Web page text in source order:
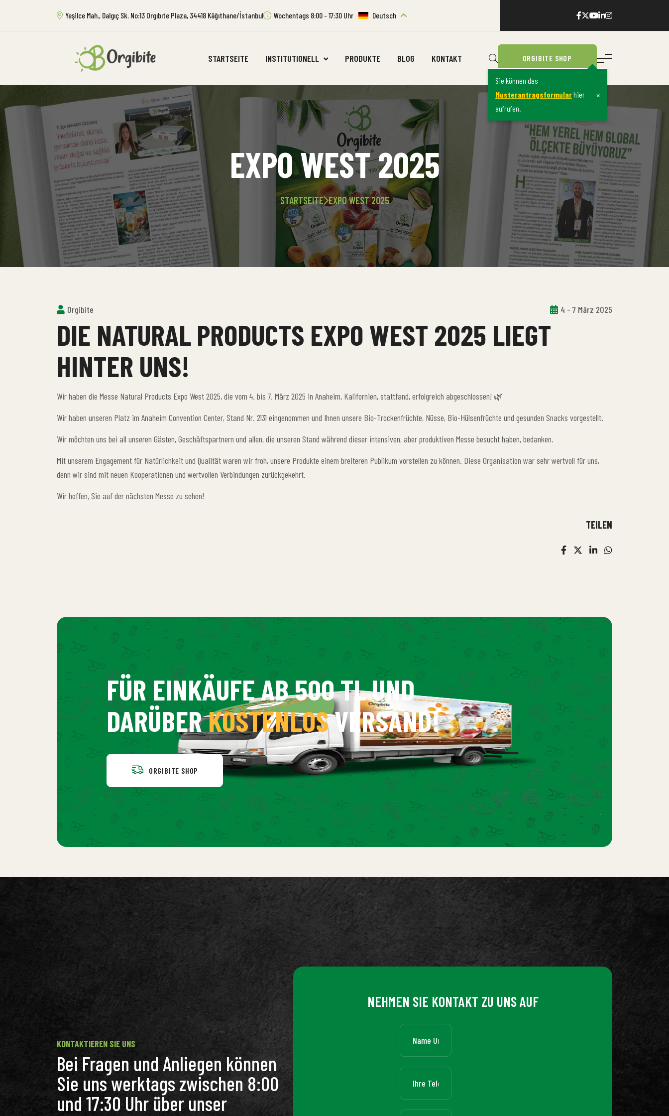
Yeşilce Mah., Dalgıç Sk. No:13 Orgıbıte Plaza, 34418 Kâğıthane/İstanbul Wochentags 8:00 - 17:30 Uhr Deutsch
STARTSEITE INSTITUTIONELL PRODUKTE BLOG KONTAKT ORGIBITE SHOP
Sie können das
Musterantragsformularhier
aufrufen.
×
EXPO WEST 2025
STARTSEITE EXPO WEST 2025
Orgibite 4 - 7 März 2025
DIE NATURAL PRODUCTS EXPO WEST 2025 LIEGT
HINTER UNS!
Wir haben die Messe Natural Products Expo West 2025, die vom 4. bis 7. März 2025 in Anaheim, Kalifornien, stattfand, erfolgreich abgeschlossen! 🌿
Wir haben unseren Platz im Anaheim Convention Center, Stand Nr. 2131 eingenommen und Ihnen unsere Bio-Trockenfrüchte, Nüsse, Bio-Hülsenfrüchte und gesunden Snacks vorgestellt.
Wir möchten uns bei all unseren Gästen, Geschäftspartnern und allen, die unseren Stand während dieser intensiven, aber produktiven Messe besucht haben, bedanken.
Mit unserem Engagement für Natürlichkeit und Qualität waren wir froh, unsere Produkte einem breiteren Publikum vorstellen zu können. Diese Organisation war sehr wertvoll für uns,
denn wir sind mit neuen Kooperationen und wertvollen Verbindungen zurückgekehrt.
Wir hoffen, Sie auf der nächsten Messe zu sehen!
TEILEN
FÜR EINKÄUFE AB 500 TL UND
DARÜBERKOSTENLOSVERSAND!
ORGIBITE SHOP
KONTAKTIEREN SIE UNS
Bei Fragen und Anliegen können
Sie uns werktags zwischen 8:00
und 17:30 Uhr über unser
NEHMEN SIE KONTAKT ZU UNS AUF